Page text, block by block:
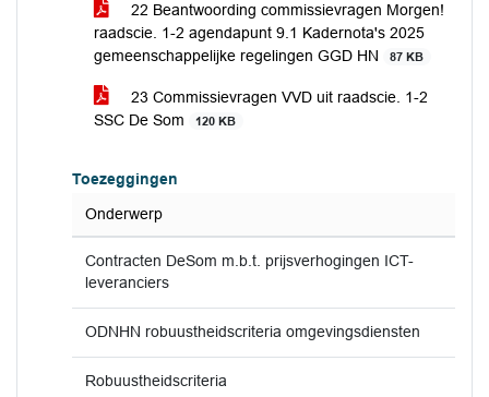
22 Beantwoording commissievragen Morgen!
raadscie. 1-2 agendapunt 9.1 Kadernota's 2025
gemeenschappelijke regelingen GGD HN
87 KB
23 Commissievragen VVD uit raadscie. 1-2
SSC De Som
120 KB
Toezeggingen
Onderwerp
Contracten DeSom m.b.t. prijsverhogingen ICT-
leveranciers
ODNHN robuustheidscriteria omgevingsdiensten
Robuustheidscriteria